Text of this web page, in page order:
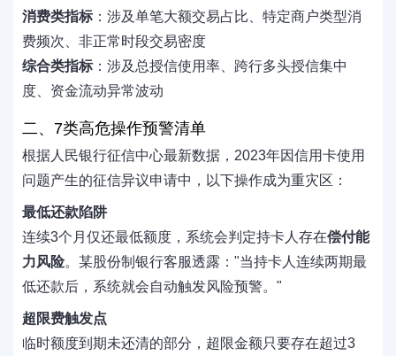
消费类指标：涉及单笔大额交易占比、特定商户类型消
费频次、非正常时段交易密度
综合类指标：涉及总授信使用率、跨行多头授信集中
度、资金流动异常波动
二、7类高危操作预警清单
根据人民银行征信中心最新数据，2023年因信用卡使用
问题产生的征信异议申请中，以下操作成为重灾区：
最低还款陷阱
连续3个月仅还最低额度，系统会判定持卡人存在偿付能
力风险。某股份制银行客服透露："当持卡人连续两期最
低还款后，系统就会自动触发风险预警。"
超限费触发点
临时额度到期未还清的部分，超限金额只要存在超过3